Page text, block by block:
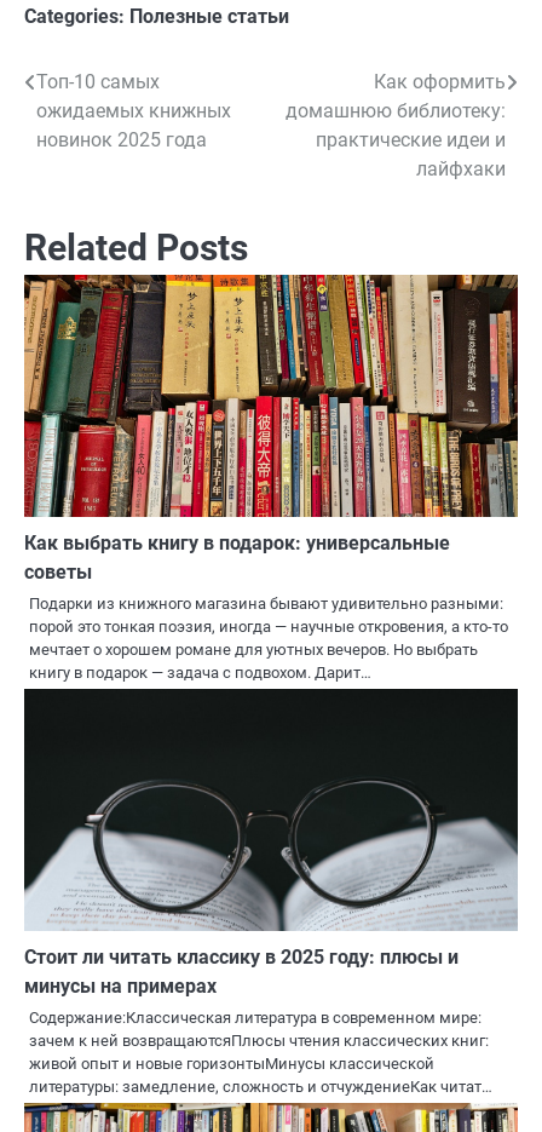
Categories: Полезные статьи
Навигация
по
Топ-10 самых
ожидаемых книжных
новинок 2025 года
Как оформить
домашнюю библиотеку:
практические идеи и
лайфхаки
Related Posts
Как выбрать книгу в подарок: универсальные
советы
Подарки из книжного магазина бывают удивительно разными:
порой это тонкая поэзия, иногда — научные откровения, а кто-то
мечтает о хорошем романе для уютных вечеров. Но выбрать
книгу в подарок — задача с подвохом. Дарит…
Стоит ли читать классику в 2025 году: плюсы и
минусы на примерах
Содержание:Классическая литература в современном мире:
зачем к ней возвращаютсяПлюсы чтения классических книг:
живой опыт и новые горизонтыМинусы классической
литературы: замедление, сложность и отчуждениеКак читат…